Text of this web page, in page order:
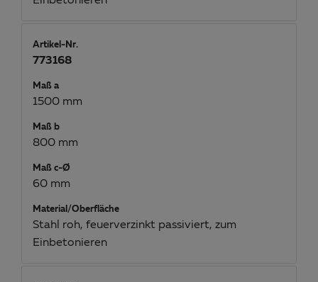
Artikel-Nr.
773168
Maß a
1500 mm
Maß b
800 mm
Maß c-Ø
60 mm
Material/Oberfläche
Stahl roh, feuerverzinkt passiviert, zum
Einbetonieren